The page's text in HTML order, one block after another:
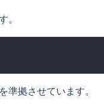
。
準拠させています。